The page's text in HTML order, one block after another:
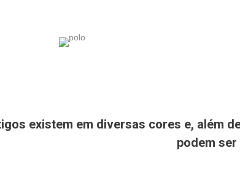
existem em diversas cores e, além
podem